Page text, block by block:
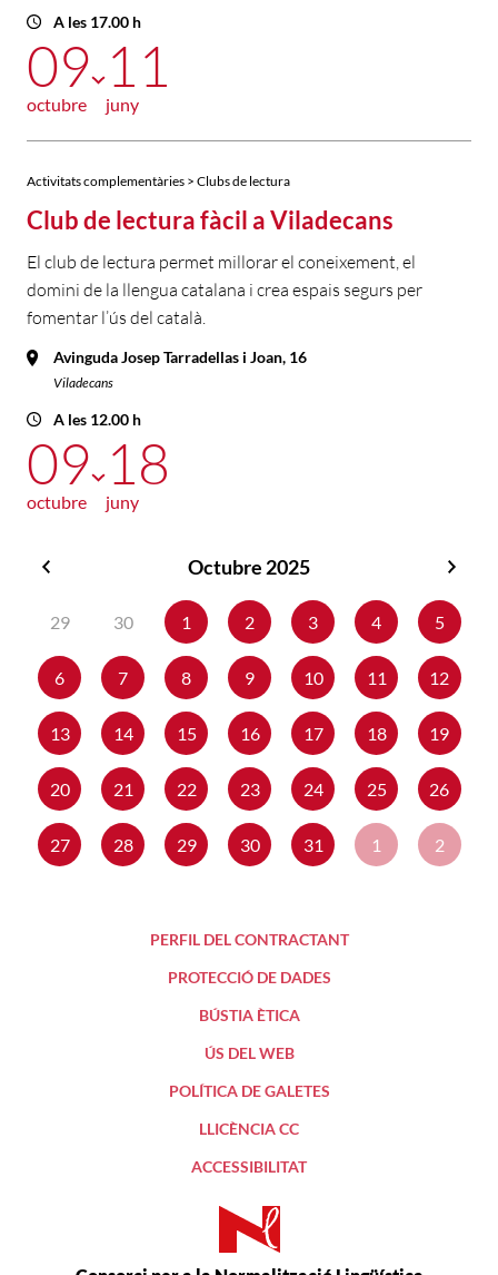
A les 17.00 h
09
octubre
11
juny
Activitats complementàries > Clubs de lectura
Club de lectura fàcil a Viladecans
El club de lectura permet millorar el coneixement, el
domini de la llengua catalana i crea espais segurs per
fomentar l’ús del català.
Avinguda Josep Tarradellas i Joan, 16
Viladecans
A les 12.00 h
09
octubre
18
juny
Octubre 2025
29
30 1 2 3 4 5
6 7 8 9 10 11 12
13 14 15 16 17 18 19
20 21 22 23 24 25 26
27 28 29 30 31 1 2
PERFIL DEL CONTRACTANT
PROTECCIÓ DE DADES
BÚSTIA ÈTICA
ÚS DEL WEB
POLÍTICA DE GALETES
LLICÈNCIA CC
ACCESSIBILITAT